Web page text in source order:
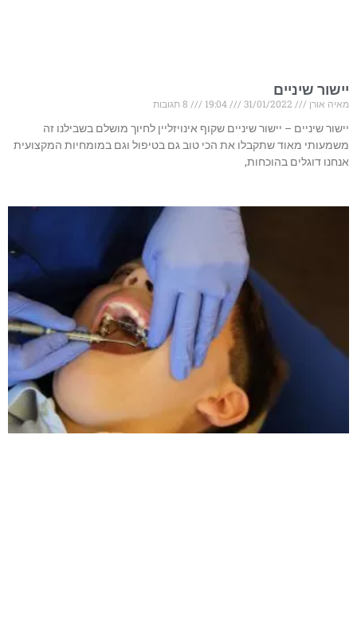
יישור שיניים
מאיה אורן
יישור שיניים – יישור שיניים שקוף אינויזליין לחיוך מושלם בשבילנו זה
משמעותי מאוד שתקבלו את הכי טוב גם בטיפול וגם במומחיות המקצועית
אנחנו דוגלים בהוכחות,